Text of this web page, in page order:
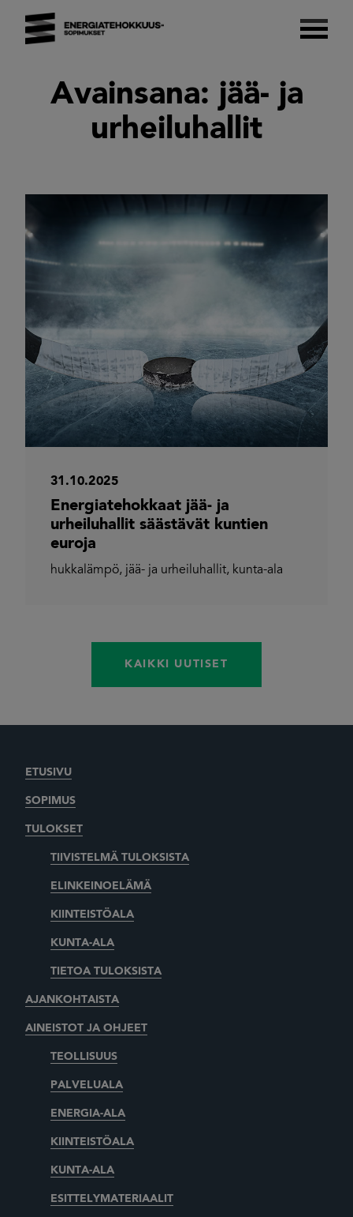
content
Avainsana: jää- ja
urheiluhallit
31.10.2025
Energiatehokkaat jää- ja
urheiluhallit säästävät kuntien
euroja
hukkalämpö, jää- ja urheiluhallit, kunta-ala
KAIKKI UUTISET
ETUSIVU
SOPIMUS
TULOKSET
TIIVISTELMÄ TULOKSISTA
ELINKEINOELÄMÄ
KIINTEISTÖALA
KUNTA-ALA
TIETOA TULOKSISTA
AJANKOHTAISTA
AINEISTOT JA OHJEET
TEOLLISUUS
PALVELUALA
ENERGIA-ALA
KIINTEISTÖALA
KUNTA-ALA
ESITTELYMATERIAALIT